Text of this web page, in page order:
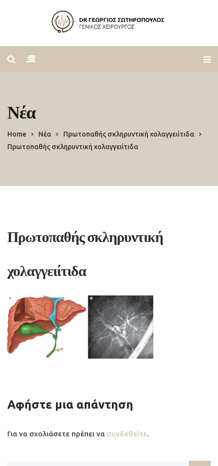
Νέα
Home Νέα
Πρωτοπαθής σκληρυντική χολαγγειίτιδα
Πρωτοπαθής σκληρυντική χολαγγειίτιδα
Πρωτοπαθής σκληρυντική
χολαγγειίτιδα
Αφήστε μια απάντηση
Για να σχολιάσετε πρέπει να συνδεθείτε.